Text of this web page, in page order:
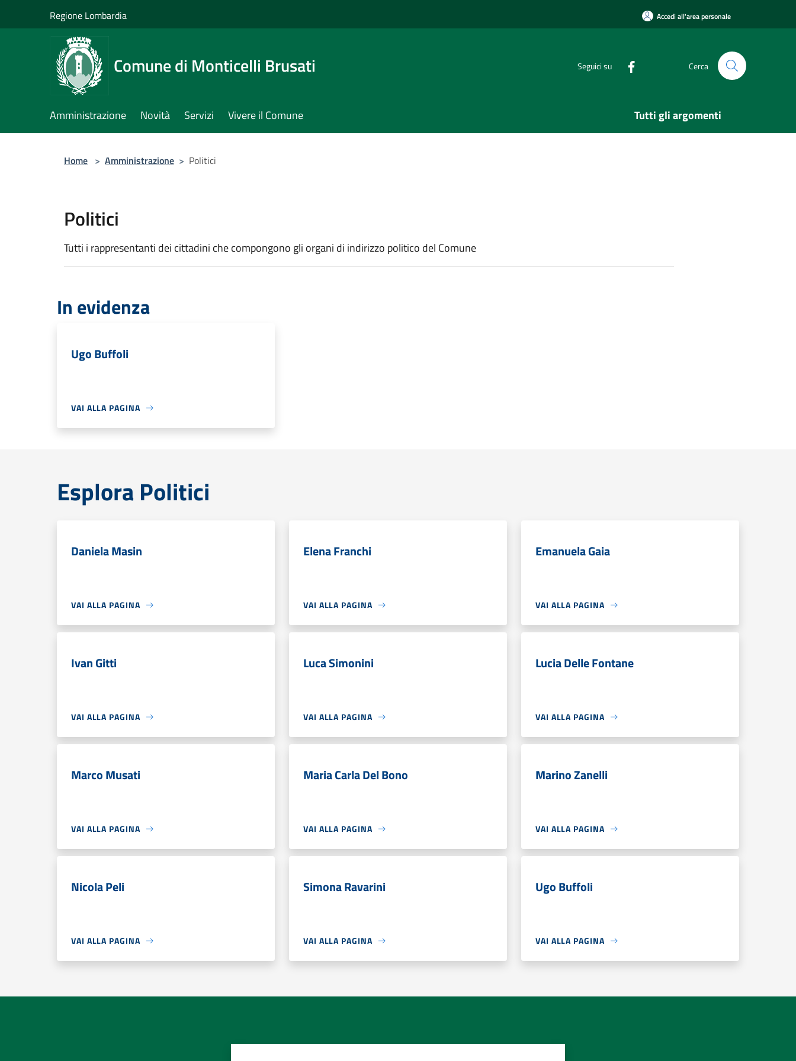
Regione Lombardia Accedi all'area personale
Comune di Monticelli Brusati Seguici su Cerca
Amministrazione Novità Servizi Vivere il Comune Tutti gli argomenti
Home > Amministrazione > Politici
Politici
Tutti i rappresentanti dei cittadini che compongono gli organi di indirizzo politico del Comune
In evidenza
Ugo Buffoli
VAI ALLA PAGINA
Esplora Politici
Daniela Masin
VAI ALLA PAGINA
Elena Franchi
VAI ALLA PAGINA
Emanuela Gaia
VAI ALLA PAGINA
Ivan Gitti
VAI ALLA PAGINA
Luca Simonini
VAI ALLA PAGINA
Lucia Delle Fontane
VAI ALLA PAGINA
Marco Musati
VAI ALLA PAGINA
Maria Carla Del Bono
VAI ALLA PAGINA
Marino Zanelli
VAI ALLA PAGINA
Nicola Peli
VAI ALLA PAGINA
Simona Ravarini
VAI ALLA PAGINA
Ugo Buffoli
VAI ALLA PAGINA